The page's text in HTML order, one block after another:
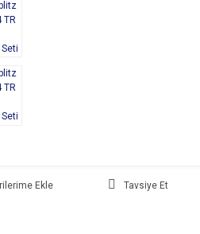
Tavsiye Et